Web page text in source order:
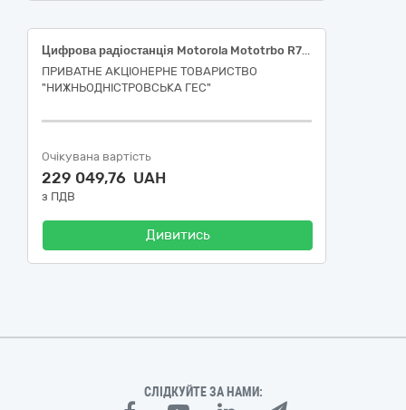
Цифрова радіостанція Motorola Mototrbo R7 VHF FKP (PRA302HEG) в комплекті з встановленим ключем алгоритму шифрування AES256 або еквівалент. Відповідний код ДК 021:2015-32237000-3 — Портативні радіостанції
ПРИВАТНЕ АКЦІОНЕРНЕ ТОВАРИСТВО
"НИЖНЬОДНІСТРОВСЬКА ГЕС"
Очікувана вартість
229 049,76 UAH
з ПДВ
Дивитись
СЛІДКУЙТЕ ЗА НАМИ: